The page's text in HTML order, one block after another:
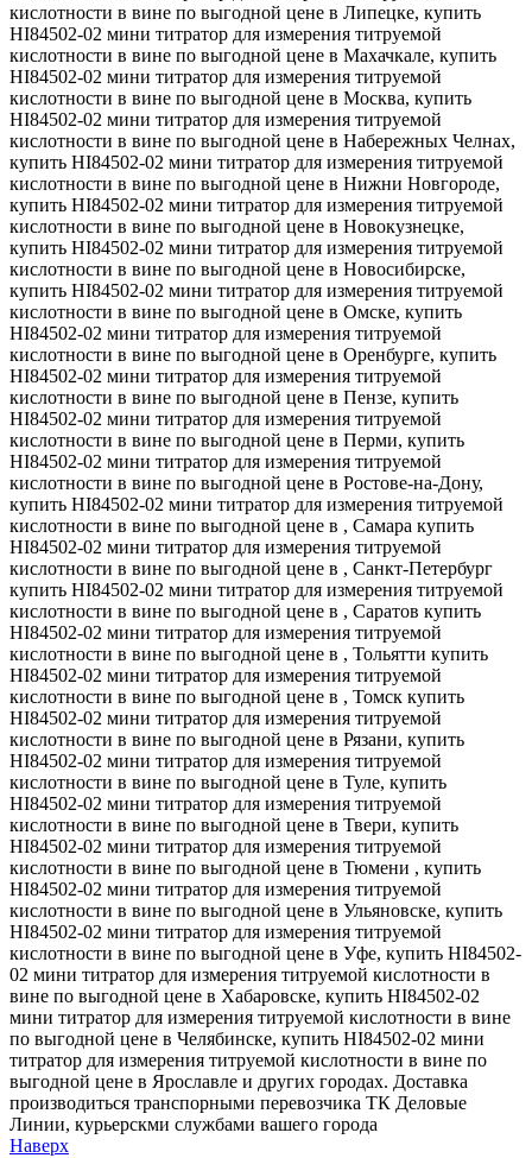
кислотности в вине по выгодной цене в Липецке, купить
HI84502-02 мини титратор для измерения титруемой
кислотности в вине по выгодной цене в Махачкале, купить
HI84502-02 мини титратор для измерения титруемой
кислотности в вине по выгодной цене в Москва, купить
HI84502-02 мини титратор для измерения титруемой
кислотности в вине по выгодной цене в Набережных Челнах,
купить HI84502-02 мини титратор для измерения титруемой
кислотности в вине по выгодной цене в Нижни Новгороде,
купить HI84502-02 мини титратор для измерения титруемой
кислотности в вине по выгодной цене в Новокузнецке,
купить HI84502-02 мини титратор для измерения титруемой
кислотности в вине по выгодной цене в Новосибирске,
купить HI84502-02 мини титратор для измерения титруемой
кислотности в вине по выгодной цене в Омске, купить
HI84502-02 мини титратор для измерения титруемой
кислотности в вине по выгодной цене в Оренбурге, купить
HI84502-02 мини титратор для измерения титруемой
кислотности в вине по выгодной цене в Пензе, купить
HI84502-02 мини титратор для измерения титруемой
кислотности в вине по выгодной цене в Перми, купить
HI84502-02 мини титратор для измерения титруемой
кислотности в вине по выгодной цене в Ростове-на-Дону,
купить HI84502-02 мини титратор для измерения титруемой
кислотности в вине по выгодной цене в , Самара купить
HI84502-02 мини титратор для измерения титруемой
кислотности в вине по выгодной цене в , Санкт-Петербург
купить HI84502-02 мини титратор для измерения титруемой
кислотности в вине по выгодной цене в , Саратов купить
HI84502-02 мини титратор для измерения титруемой
кислотности в вине по выгодной цене в , Тольятти купить
HI84502-02 мини титратор для измерения титруемой
кислотности в вине по выгодной цене в , Томск купить
HI84502-02 мини титратор для измерения титруемой
кислотности в вине по выгодной цене в Рязани, купить
HI84502-02 мини титратор для измерения титруемой
кислотности в вине по выгодной цене в Туле, купить
HI84502-02 мини титратор для измерения титруемой
кислотности в вине по выгодной цене в Твери, купить
HI84502-02 мини титратор для измерения титруемой
кислотности в вине по выгодной цене в Тюмени , купить
HI84502-02 мини титратор для измерения титруемой
кислотности в вине по выгодной цене в Ульяновске, купить
HI84502-02 мини титратор для измерения титруемой
кислотности в вине по выгодной цене в Уфе, купить HI84502-
02 мини титратор для измерения титруемой кислотности в
вине по выгодной цене в Хабаровске, купить HI84502-02
мини титратор для измерения титруемой кислотности в вине
по выгодной цене в Челябинске, купить HI84502-02 мини
титратор для измерения титруемой кислотности в вине по
выгодной цене в Ярославле и других городах. Доставка
производиться транспорными перевозчика ТК Деловые
Линии, курьерскми службами вашего города
Наверх